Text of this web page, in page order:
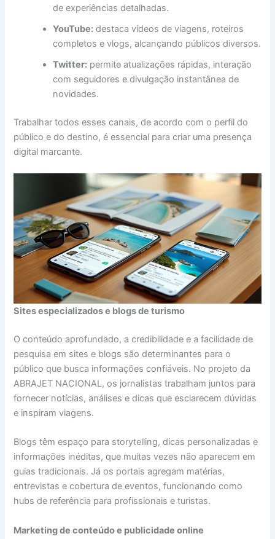
de experiências detalhadas.
YouTube: destaca vídeos de viagens, roteiros
completos e vlogs, alcançando públicos diversos.
Twitter: permite atualizações rápidas, interação
com seguidores e divulgação instantânea de
novidades.
Trabalhar todos esses canais, de acordo com o perfil do
público e do destino, é essencial para criar uma presença
digital marcante.
Sites especializados e blogs de turismo
O conteúdo aprofundado, a credibilidade e a facilidade de
pesquisa em sites e blogs são determinantes para o
público que busca informações confiáveis. No projeto da
ABRAJET NACIONAL, os jornalistas trabalham juntos para
fornecer notícias, análises e dicas que esclarecem dúvidas
e inspiram viagens.
Blogs têm espaço para storytelling, dicas personalizadas e
informações inéditas, que muitas vezes não aparecem em
guias tradicionais. Já os portais agregam matérias,
entrevistas e cobertura de eventos, funcionando como
hubs de referência para profissionais e turistas.
Marketing de conteúdo e publicidade online